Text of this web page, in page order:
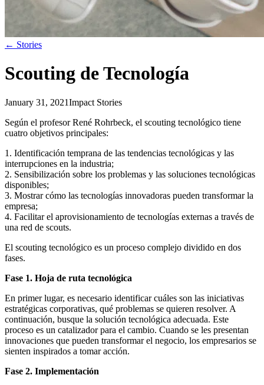
← Stories
Scouting de Tecnología
January 31, 2021Impact Stories
Según el profesor René Rohrbeck, el scouting tecnológico tiene
cuatro objetivos principales:
1. Identificación temprana de las tendencias tecnológicas y las
interrupciones en la industria;
2. Sensibilización sobre los problemas y las soluciones tecnológicas
disponibles;
3. Mostrar cómo las tecnologías innovadoras pueden transformar la
empresa;
4. Facilitar el aprovisionamiento de tecnologías externas a través de
una red de scouts.
El scouting tecnológico es un proceso complejo dividido en dos
fases.
Fase 1. Hoja de ruta tecnológica
En primer lugar, es necesario identificar cuáles son las iniciativas
estratégicas corporativas, qué problemas se quieren resolver. A
continuación, busque la solución tecnológica adecuada. Este
proceso es un catalizador para el cambio. Cuando se les presentan
innovaciones que pueden transformar el negocio, los empresarios se
sienten inspirados a tomar acción.
Fase 2. Implementación